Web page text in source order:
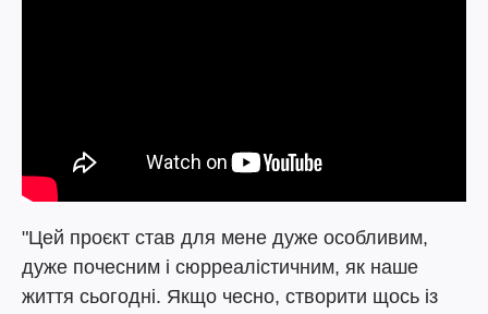
"Цей проєкт став для мене дуже особливим,
дуже почесним і сюрреалістичним, як наше
життя сьогодні. Якщо чесно, створити щось із